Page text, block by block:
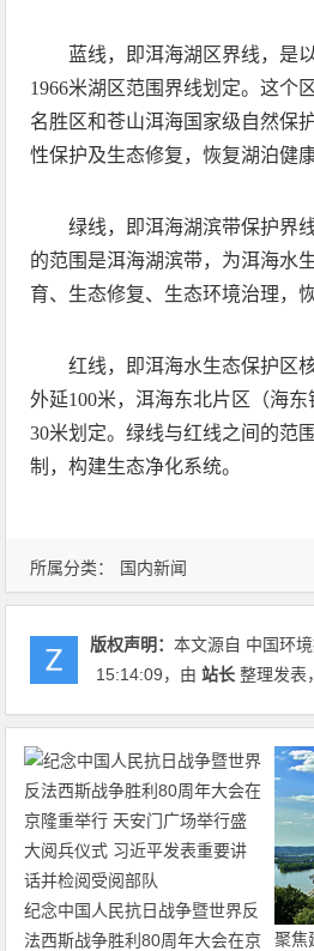
所属分类： 国内新闻
蓝线，即洱海湖区界线，是
1966米湖区范围界线划定。这个
名胜区和苍山洱海国家级自然保
性保护及生态修复，恢复湖泊健
绿线，即洱海湖滨带保护界
的范围是洱海湖滨带，为洱海水
育、生态修复、生态环境治理，
红线，即洱海水生态保护区
外延100米，洱海东北片区（海
30米划定。绿线与红线之间的范
制，构建生态净化系统。
版权声明：本文源自 中国环
15:14:09，由站长 整理发表
纪念中国人民抗日战争暨世界反
法西斯战争胜利80周年大会在京
聚焦